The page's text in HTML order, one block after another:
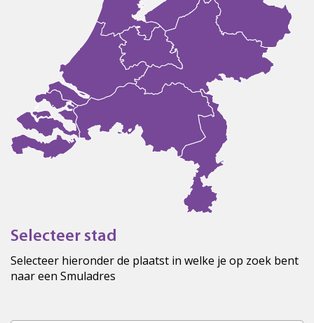
Selecteer stad
Selecteer hieronder de plaatst in welke je op zoek bent
naar een Smuladres